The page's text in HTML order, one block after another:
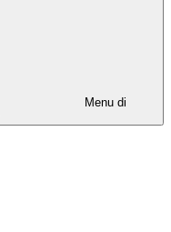
Menu di